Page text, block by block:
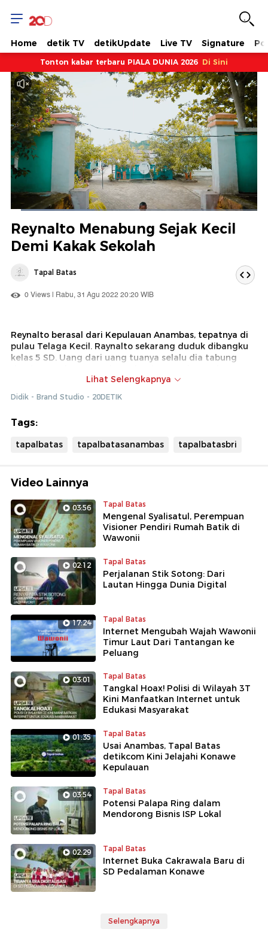
Home detik TV detikUpdate Live TV Signature
Tonton kabar terbaru PIALA DUNIA 2026 Di Sini
Suara
Hidup
Saat
Dimuat:
Reynalto Menabung Sejak Kecil
Demi Kakak Sekolah
Tapal Batas
0 Views | Rabu, 31 Agu 2022 20:20 WIB
Reynalto berasal dari Kepulauan Anambas, tepatnya di
pulau Telaga Kecil. Raynalto sekarang duduk dibangku
kelas 5 SD. Uang dari uang tuanya selalu dia tabung
biaya sekolah kakaknya. detikcom bersama BRI
mengadakan program Tapal Batas yang mengulas
perkembangan ekonomi, infrastruktur, hingga wisata di
mengetahui informasi dari program ini, ikuti terus berita
Lihat Selengkapnya
Didik - Brand Studio - 20DETIK
Tags:
tapalbatas tapalbatasanambas tapalbatasbri
Video Lainnya
03:56 Tapal Batas
Mengenal Syalisatul, Perempuan
Visioner Pendiri Rumah Batik di
Wawonii
02:12 Tapal Batas
Perjalanan Stik Sotong: Dari
Lautan Hingga Dunia Digital
17:24 Tapal Batas
Internet Mengubah Wajah Wawonii
Timur Laut Dari Tantangan ke
Peluang
03:01 Tapal Batas
Tangkal Hoax! Polisi di Wilayah 3T
Kini Manfaatkan Internet untuk
Edukasi Masyarakat
01:35 Tapal Batas
Usai Anambas, Tapal Batas
detikcom Kini Jelajahi Konawe
Kepulauan
03:54 Tapal Batas
Potensi Palapa Ring dalam
Mendorong Bisnis ISP Lokal
02:29 Tapal Batas
Internet Buka Cakrawala Baru di
SD Pedalaman Konawe
Selengkapnya